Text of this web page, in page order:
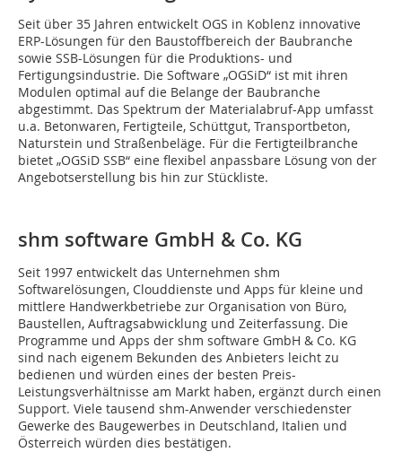
Seit über 35 Jahren entwickelt OGS in Koblenz innovative
ERP-Lösungen für den Baustoffbereich der Baubranche
sowie SSB-Lösungen für die Produktions- und
Fertigungsindustrie. Die Software „OGSiD“ ist mit ihren
Modulen optimal auf die Belange der Baubranche
abgestimmt. Das Spektrum der Materialabruf-App umfasst
u.a. Betonwaren, Fertigteile, Schüttgut, Transportbeton,
Naturstein und Straßenbeläge. Für die Fertigteilbranche
bietet „OGSiD SSB“ eine flexibel anpassbare Lösung von der
Angebotserstellung bis hin zur Stückliste.
shm software GmbH & Co. KG
Seit 1997 entwickelt das Unternehmen shm
Softwarelösungen, Clouddienste und Apps für kleine und
mittlere Handwerkbetriebe zur Organisation von Büro,
Baustellen, Auftragsabwicklung und Zeiterfassung. Die
Programme und Apps der shm software GmbH & Co. KG
sind nach eigenem Bekunden des Anbieters leicht zu
bedienen und würden eines der besten Preis-
Leistungsverhältnisse am Markt haben, ergänzt durch einen
Support. Viele tausend shm-Anwender verschiedenster
Gewerke des Baugewerbes in Deutschland, Italien und
Österreich würden dies bestätigen.